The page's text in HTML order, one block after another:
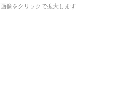
画像をクリックで拡大します